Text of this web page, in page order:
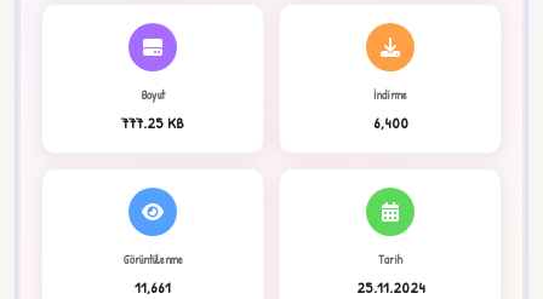
Boyut
777.25 KB
İndirme
6,400
Görüntülenme
11,661
Tarih
25.11.2024